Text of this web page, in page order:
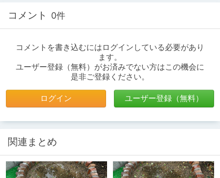
コメント 0件
コメントを書き込むにはログインしている必要があり
ます。
ユーザー登録（無料）がお済みでない方はこの機会に
是非ご登録ください。
ログイン ユーザー登録（無料）
関連まとめ